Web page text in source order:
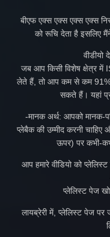
बीएफ एक्स एक्स एक्स एक्स
को रूचि देता है इसलिए
जब आप किसी विशेष क्षेत्र में
लेते हैं, तो आप कम से कम 91%
सकते हैं। यहां
-मानक अर्थ: आपको मानक-
प्लेबैक की उम्मीद करनी
ऊपर) पर कभी-
आप हमारे वीडियो को
प्लेलिस्ट पेज
लायब्रेरी में, प्लेलिस्ट पेज